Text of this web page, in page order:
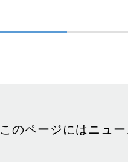
このページにはニュ